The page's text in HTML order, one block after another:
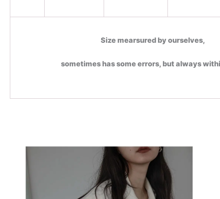
Size mearsured by ourselves,
sometimes has some errors, but always